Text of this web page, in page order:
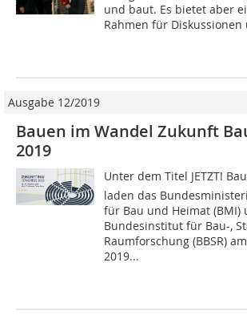
und baut. Es bietet aber
Rahmen für Diskussionen
Ausgabe 12/2019
Bauen im Wandel Zukunft
2019
Unter dem Titel JETZT!
laden das
für Bau und Heimat (BMI)
Bundesinstitut für Bau-,
Raumforschung (BBSR)
2019...